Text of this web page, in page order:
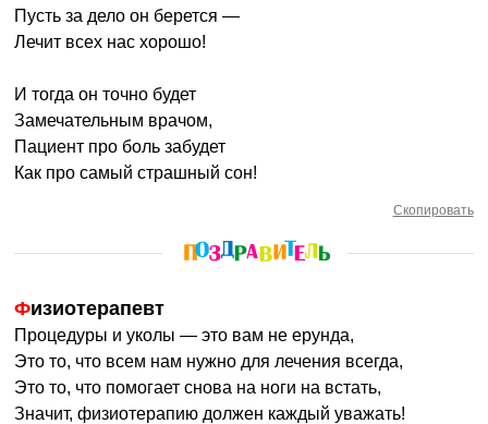
Пусть за дело он берется —
Лечит всех нас хорошо!
И тогда он точно будет
Замечательным врачом,
Пациент про боль забудет
Как про самый страшный сон!
Скопировать
Физиотерапевт
Процедуры и уколы — это вам не ерунда,
Это то, что всем нам нужно для лечения всегда,
Это то, что помогает снова на ноги на встать,
Значит, физиотерапию должен каждый уважать!